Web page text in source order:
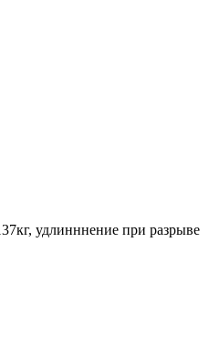
удлинннение при разрыве